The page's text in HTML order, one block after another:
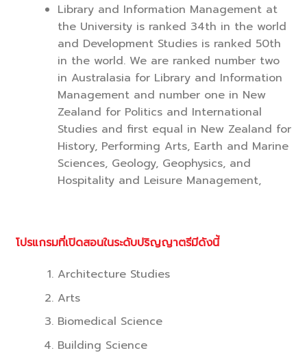
Library and Information Management at
the University is ranked 34th in the world
and Development Studies is ranked 50th
in the world. We are ranked number two
in Australasia for Library and Information
Management and number one in New
Zealand for Politics and International
Studies and first equal in New Zealand for
History, Performing Arts, Earth and Marine
Sciences, Geology, Geophysics, and
Hospitality and Leisure Management,
โปรแกรมที่เปิดสอนในระดับปริญญาตรีมีดังนี้
Architecture Studies
Arts
Biomedical Science
Building Science